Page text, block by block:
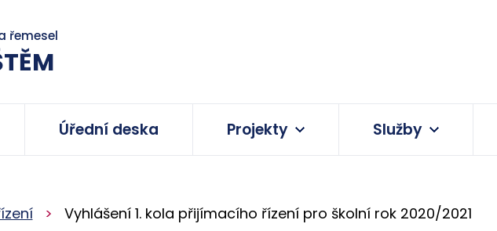
řemesel
Úřední deska Projekty Služby
Vyhlášení 1. kola přijímacího řízení pro školní rok 2020/2021